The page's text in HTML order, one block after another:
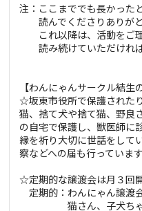
注：ここまででも長かった
読んでくださりありがと
これ以降は、活動をご理
読み続けていただければ
【わんにゃんサークル結生
☆坂東市役所で保護された
猫、捨て犬や捨て猫、野良
の自宅で保護し、獣医師に
縁を祈り大切に世話をして
察などへの届も行っています
☆定期的な譲渡会は月３回
定期的：わんにゃん譲渡
猫さん、子犬ちゃん